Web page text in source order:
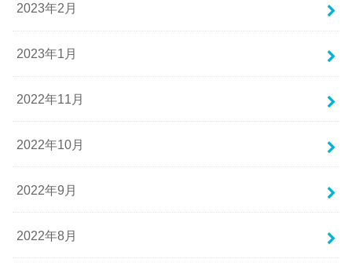
2023年2月
2023年1月
2022年11月
2022年10月
2022年9月
2022年8月